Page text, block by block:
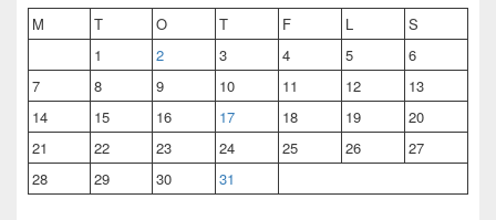
M
T O T F L
S
1
2 3 4 5
6
7
8 9 10 11 12
13
14
15 16 17 18 19
20
21
22 23 24 25 26
27
28
29 30 31